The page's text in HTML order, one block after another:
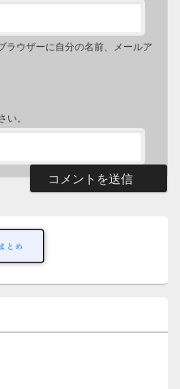
ラウザーに自分の名前、メールア
。